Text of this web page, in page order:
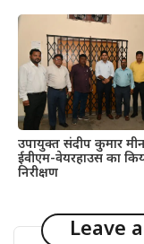
उपायुक्त संदीप कुमार
ईवीएम-वेयरहाउस का
निरीक्षण
Leave